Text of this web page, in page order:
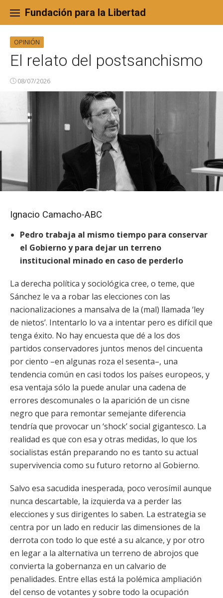
content
Fundación para la Libertad
OPINIÓN
El relato del postsanchismo
08/07/2026
Ignacio Camacho-ABC
Pedro trabaja al mismo tiempo para conservar
el Gobierno y para dejar un terreno
institucional minado en caso de perderlo
La derecha política y sociológica cree, o teme, que
Sánchez le va a robar las elecciones con las
nacionalizaciones a mansalva de la (mal) llamada ‘ley
de nietos’. Intentarlo lo va a intentar pero es difícil que
tenga éxito. No hay encuesta que dé a los dos
partidos conservadores juntos menos del cincuenta
por ciento –en algunas roza el sesenta–, una
tendencia común en casi todos los países europeos, y
esa ventaja sólo la puede anular una cadena de
errores descomunales o la aparición de un cisne
negro que para remontar semejante diferencia
tendría que provocar un ‘shock’ social gigantesco. La
realidad es que con esa y otras medidas, lo que los
socialistas están preparando no es tanto su actual
supervivencia como su futuro retorno al Gobierno.
Salvo esa sacudida inesperada, poco verosímil aunque
nunca descartable, la izquierda va a perder las
elecciones y sus dirigentes lo saben. La estrategia se
centra por un lado en reducir las dimensiones de la
derrota con todo lo que esté a su alcance, y por otro
en legar a la alternativa un terreno de abrojos que
convierta la gobernanza en un calvario de
penalidades. Entre ellas está la polémica ampliación
del censo de votantes y sobre todo la ocupación